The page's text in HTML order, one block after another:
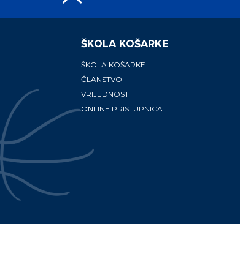
ŠKOLA KOŠARKE
ŠKOLA KOŠARKE
ČLANSTVO
VRIJEDNOSTI
ONLINE PRISTUPNICA